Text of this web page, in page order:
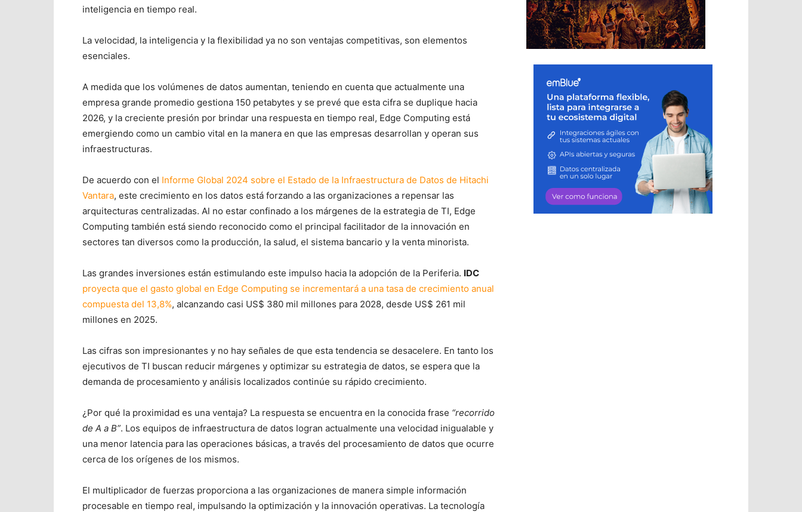
inteligencia en tiempo real.
La velocidad, la inteligencia y la flexibilidad ya no son ventajas competitivas, son elementos
esenciales.
A medida que los volúmenes de datos aumentan, teniendo en cuenta que actualmente una
empresa grande promedio gestiona 150 petabytes y se prevé que esta cifra se duplique hacia
2026, y la creciente presión por brindar una respuesta en tiempo real, Edge Computing está
emergiendo como un cambio vital en la manera en que las empresas desarrollan y operan sus
infraestructuras.
De acuerdo con el Informe Global 2024 sobre el Estado de la Infraestructura de Datos de Hitachi
Vantara, este crecimiento en los datos está forzando a las organizaciones a repensar las
arquitecturas centralizadas. Al no estar confinado a los márgenes de la estrategia de TI, Edge
Computing también está siendo reconocido como el principal facilitador de la innovación en
sectores tan diversos como la producción, la salud, el sistema bancario y la venta minorista.
Las grandes inversiones están estimulando este impulso hacia la adopción de la Periferia. IDC
proyecta que el gasto global en Edge Computing se incrementará a una tasa de crecimiento anual
compuesta del 13,8%, alcanzando casi US$ 380 mil millones para 2028, desde US$ 261 mil
millones en 2025.
Las cifras son impresionantes y no hay señales de que esta tendencia se desacelere. En tanto los
ejecutivos de TI buscan reducir márgenes y optimizar su estrategia de datos, se espera que la
demanda de procesamiento y análisis localizados continúe su rápido crecimiento.
¿Por qué la proximidad es una ventaja? La respuesta se encuentra en la conocida frase “recorrido
de A a B”. Los equipos de infraestructura de datos logran actualmente una velocidad inigualable y
una menor latencia para las operaciones básicas, a través del procesamiento de datos que ocurre
cerca de los orígenes de los mismos.
El multiplicador de fuerzas proporciona a las organizaciones de manera simple información
procesable en tiempo real, impulsando la optimización y la innovación operativas. La tecnología